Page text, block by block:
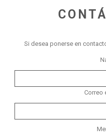
Si desea ponerse en
Correo